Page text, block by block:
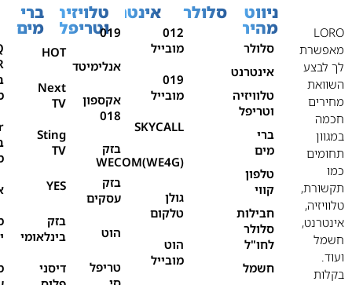
LORO
מאפשרת
לך לבצע
השוואת
מחירים
חכמה
במגוון
תחומים
כמו
תקשורת,
טלוויזיה,
אינטרנט,
חשמל
ועוד.
בקלות
ניווט
מהיר
סלולר
אינטרנט
טלוויזיה
וטריפל
ברי
מים
טלפון
קווי
חבילות
סלולר
לחו"ל
חשמל
סלולר
012
מובייל
019
מובייל
SKYCALL
WECOM(WE4G)
גולן
טלקום
הוט
מובייל
אינטרנט
019
אנלימיטד
אקספון
018
בזק
בזק
עסקים
הוט
טריפל
טלויזיה
וטריפל
HOT
Next
TV
Sting
TV
YES
בזק
בינלאומי
דיסני
ברי
מים